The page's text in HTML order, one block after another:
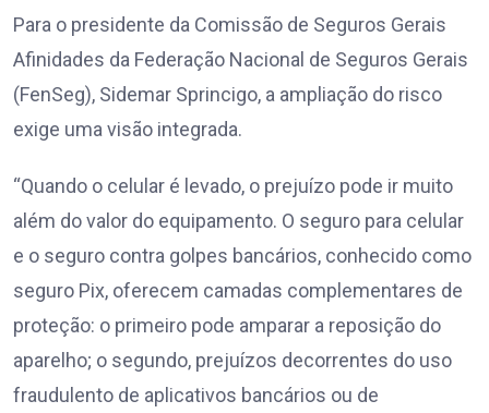
Para o presidente da Comissão de Seguros Gerais
Afinidades da Federação Nacional de Seguros Gerais
(FenSeg), Sidemar Sprincigo, a ampliação do risco
exige uma visão integrada.
“Quando o celular é levado, o prejuízo pode ir muito
além do valor do equipamento. O seguro para celular
e o seguro contra golpes bancários, conhecido como
seguro Pix, oferecem camadas complementares de
proteção: o primeiro pode amparar a reposição do
aparelho; o segundo, prejuízos decorrentes do uso
fraudulento de aplicativos bancários ou de